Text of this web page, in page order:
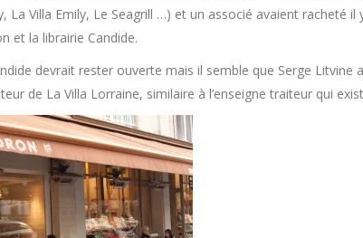
La Villa Emily, Le Seagrill …) et un associé avaient racheté
et la librairie Candide.
devrait rester ouverte mais il semble que Serge
de La Villa Lorraine, similaire à l’enseigne traiteur qui